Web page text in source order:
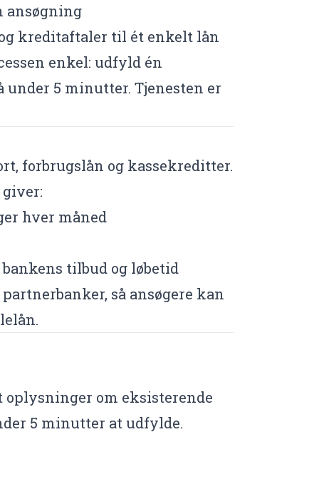
ansøgning
kreditaftaler til ét enkelt lån
enkel: udfyld én
under 5 minutter. Tjenesten er
forbrugslån og kassekreditter.
hver måned
tilbud og løbetid
så ansøgere kan
oplysninger om eksisterende
5 minutter at udfylde.